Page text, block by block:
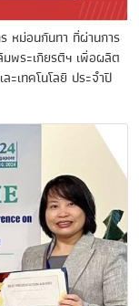
หม่อนกันทา ที่ผ่านการ
มพระเกียรติฯ เพื่อผลิต
เทคโนโลยี ประจำปี